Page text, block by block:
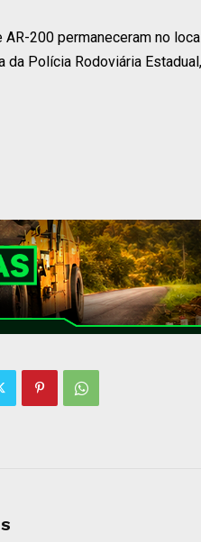
200 permaneceram no
da Polícia Rodoviária